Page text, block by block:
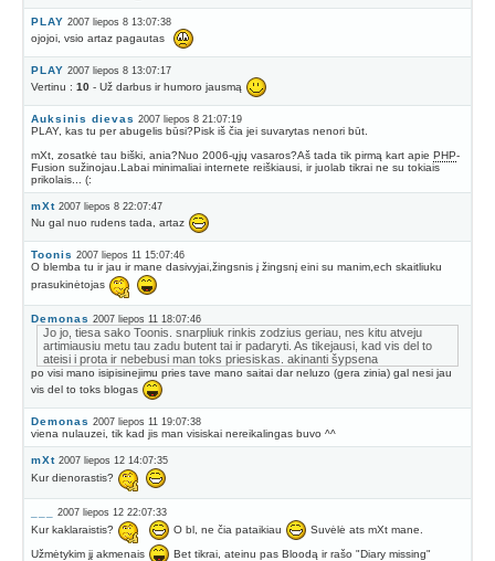
PLAY 2007 liepos 8 13:07:38
ojojoi, vsio artaz pagautas
PLAY 2007 liepos 8 13:07:17
Vertinu : 10- Už darbus ir humoro jausmą
Auksinis dievas 2007 liepos 8 21:07:19
PLAY, kas tu per abugelis būsi?Pisk iš čia jei suvarytas nenori būt.
mXt, zosatkė tau biški, ania?Nuo 2006-ųjų vasaros?Aš tada tik pirmą kart apie PHP-
Fusion sužinojau.Labai minimaliai internete reiškiausi, ir juolab tikrai ne su tokiais
prikolais... (:
mXt 2007 liepos 8 22:07:47
Nu gal nuo rudens tada, artaz
Toonis 2007 liepos 11 15:07:46
O blemba tu ir jau ir mane dasivyjai,žingsnis į žingsnį eini su manim,ech skaitliuku
prasukinėtojas
Demonas 2007 liepos 11 18:07:46
Jo jo, tiesa sako Toonis. snarpliuk rinkis zodzius geriau, nes kitu atveju
artimiausiu metu tau zadu butent tai ir padaryti. As tikejausi, kad vis del to
ateisi i prota ir nebebusi man toks priesiskas. akinanti šypsena
po visi mano isipisinejimu pries tave mano saitai dar neluzo (gera zinia) gal nesi jau
vis del to toks blogas
Demonas 2007 liepos 11 19:07:38
viena nulauzei, tik kad jis man visiskai nereikalingas buvo ^^
mXt 2007 liepos 12 14:07:35
Kur dienorastis?
2007 liepos 12 22:07:33
Kur kaklaraistis? O bl, ne čia pataikiau
Suvėlė ats mXt mane.
Užmėtykim jį akmenais
Bet tikrai, ateinu pas Bloodą ir rašo "Diary missing"